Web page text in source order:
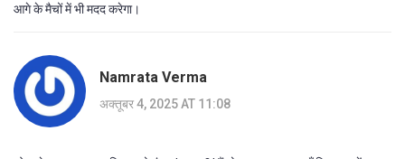
आगे के मैचों में भी मदद करेगा।
Namrata Verma
अक्तूबर 4, 2025 AT 11:08